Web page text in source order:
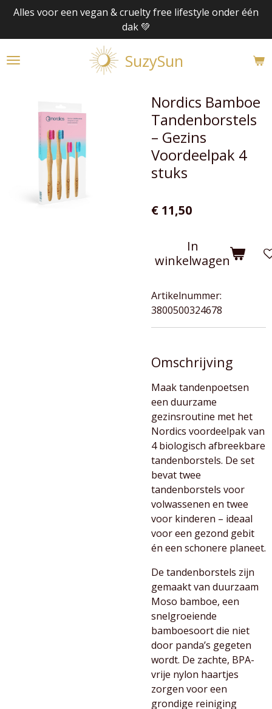
Ga
naar
de
SuzySun
Alles voor een vegan & cruelty free lifestyle onder één
dak 💚
Nordics Bamboe
Tandenborstels
– Gezins
Voordeelpak 4
stuks
€ 11,50
In
winkelwagen
Artikelnummer:
3800500324678
Omschrijving
Maak tandenpoetsen
een duurzame
gezinsroutine met het
Nordics voordeelpak van
4 biologisch afbreekbare
tandenborstels. De set
bevat twee
tandenborstels voor
volwassenen en twee
voor kinderen – ideaal
voor een gezond gebit
én een schonere planeet.
De tandenborstels zijn
gemaakt van duurzaam
Moso bamboe, een
snelgroeiende
bamboesoort die niet
door panda’s gegeten
wordt. De zachte, BPA-
vrije nylon haartjes
zorgen voor een
grondige reiniging